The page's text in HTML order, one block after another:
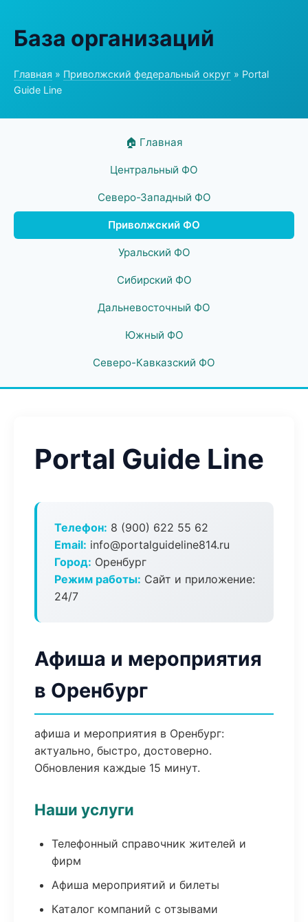
База организаций
Главная » Приволжский федеральный округ » Portal
Guide Line
🏠 Главная
Центральный ФО
Северо-Западный ФО
Приволжский ФО
Уральский ФО
Сибирский ФО
Дальневосточный ФО
Южный ФО
Северо-Кавказский ФО
Portal Guide Line
Телефон: 8 (900) 622 55 62
Email: info@portalguideline814.ru
Город: Оренбург
Режим работы: Сайт и приложение:
24/7
Афиша и мероприятия
в Оренбург
афиша и мероприятия в Оренбург:
актуально, быстро, достоверно.
Обновления каждые 15 минут.
Наши услуги
Телефонный справочник жителей и
фирм
Афиша мероприятий и билеты
Каталог компаний с отзывами